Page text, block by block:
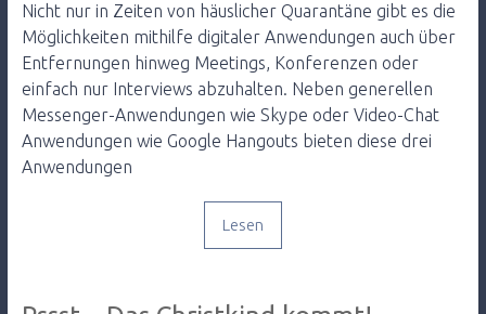
Nicht nur in Zeiten von häuslicher Quarantäne gibt es die
Möglichkeiten mithilfe digitaler Anwendungen auch über
Entfernungen hinweg Meetings, Konferenzen oder
einfach nur Interviews abzuhalten. Neben generellen
Messenger-Anwendungen wie Skype oder Video-Chat
Anwendungen wie Google Hangouts bieten diese drei
Anwendungen
Lesen